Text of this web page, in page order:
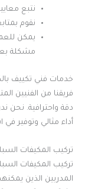
نتبع
نقوم
يمكن
مشكلة
خدمات فني تكييف
فريقنا من الفنيين
دقة واحترافية.
أداء مثالي وتوفير
تركيب المكيفات
تركيب المكيفات
المدربين الذين